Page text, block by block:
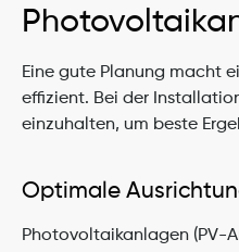
Eine gute Planung macht
effizient. Bei der
einzuhalten, um beste
Optimale
Photovoltaikanlagen (PV-